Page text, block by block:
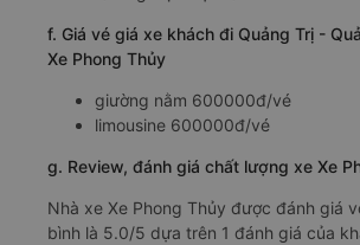
f. Giá vé giá xe khách đi Quảng Trị -
Xe Phong Thủy
giường nằm 600000đ/vé
limousine 600000đ/vé
g. Review, đánh giá chất lượng xe Xe
Nhà xe Xe Phong Thủy được đánh giá
bình là 5.0/5 dựa trên 1 đánh giá của